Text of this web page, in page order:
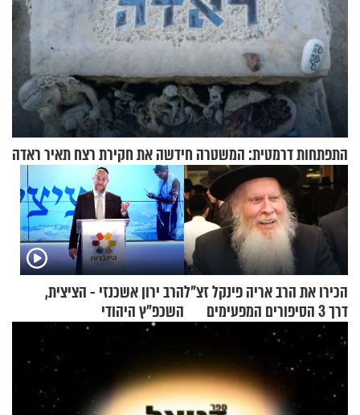
התפתחות דרמטית: המשטרה חידשה את חקירת רצח תאיר ראדה
הכירו את הרב אריה פינקל זצ"ל
דרך 3 הסיפורים המפעימים
האלה
הרב ירון אשכנזי - הציצית,
השכפ"ץ היהודי